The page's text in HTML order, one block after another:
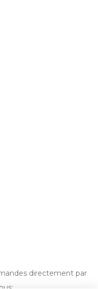
directement par